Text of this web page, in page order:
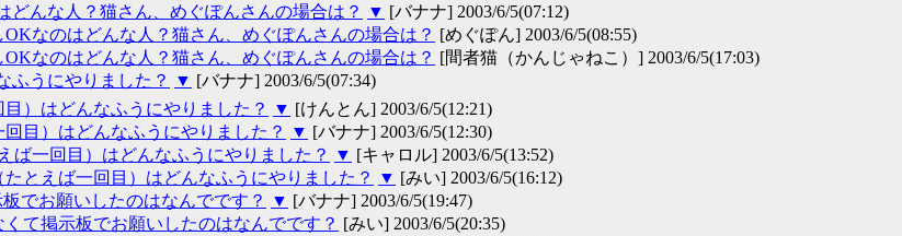
どんな人？猫さん、めぐぽんさんの場合は？ ▼ [バナナ] 2003/6/5(07:12)
OKなのはどんな人？猫さん、めぐぽんさんの場合は？ [めぐぽん] 2003/6/5(08:55)
OKなのはどんな人？猫さん、めぐぽんさんの場合は？ [間者猫（かんじゃねこ）] 2003/6/5(17:03)
ふうにやりました？ ▼ [バナナ] 2003/6/5(07:34)
）はどんなふうにやりました？ ▼ [けんとん] 2003/6/5(12:21)
目）はどんなふうにやりました？ ▼ [バナナ] 2003/6/5(12:30)
ば一回目）はどんなふうにやりました？ ▼ [キャロル] 2003/6/5(13:52)
とえば一回目）はどんなふうにやりました？ ▼ [みい] 2003/6/5(16:12)
でお願いしたのはなんでです？ ▼ [バナナ] 2003/6/5(19:47)
て掲示板でお願いしたのはなんでです？ [みい] 2003/6/5(20:35)